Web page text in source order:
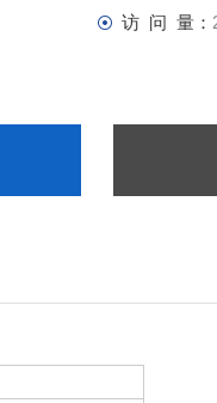
访 问 量：